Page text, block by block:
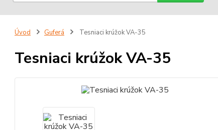
Úvod Guferá Tesniaci krúžok VA-35
Tesniaci krúžok VA-35